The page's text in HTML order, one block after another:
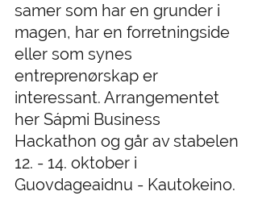
samer som har en grunder i
magen, har en forretningside
eller som synes
entreprenørskap er
interessant. Arrangementet
her Sápmi Business
Hackathon og går av stabelen
12. - 14. oktober i
Guovdageaidnu - Kautokeino.